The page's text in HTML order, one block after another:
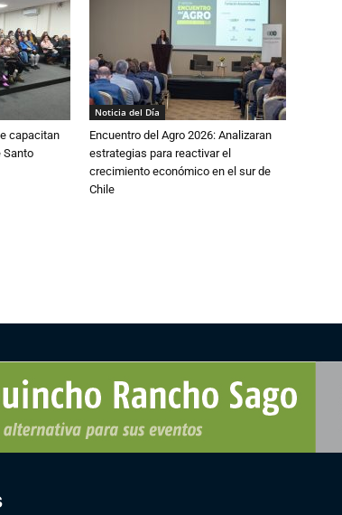
capacitan
Santo
Noticia del Día
Encuentro del Agro 2026: Analizaran
estrategias para reactivar el
crecimiento económico en el sur de
Chile